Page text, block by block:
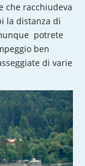
che racchiudeva
la distanza di
potrete
ben
di varie